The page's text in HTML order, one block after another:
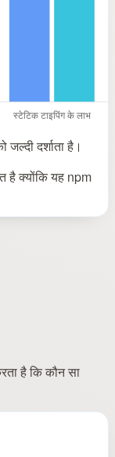
जल्दी दर्शाता है।
है क्योंकि यह npm
है कि कौन सा